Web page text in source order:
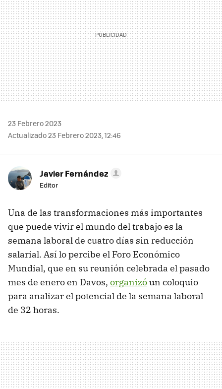
23 Febrero 2023
Actualizado 23 Febrero 2023, 12:46
Javier Fernández
Editor
Una de las transformaciones más importantes
que puede vivir el mundo del trabajo es la
semana laboral de cuatro días sin reducción
salarial. Así lo percibe el Foro Económico
Mundial, que en su reunión celebrada el pasado
mes de enero en Davos, organizóun coloquio
para analizar el potencial de la semana laboral
de 32 horas.